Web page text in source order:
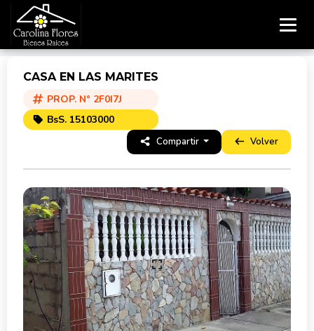
CASA EN LAS MARITES
PROP. N° 2F0I7J
BsS. 15103000
Compartir Volver